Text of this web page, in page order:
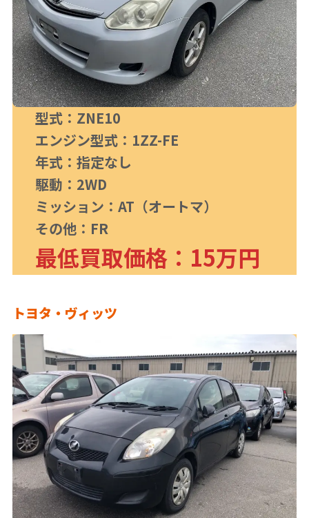
型式：ZNE10
エンジン型式：1ZZ-FE
年式：指定なし
駆動：2WD
ミッション：AT（オートマ）
その他：FR
最低買取価格：15万円
トヨタ・ヴィッツ